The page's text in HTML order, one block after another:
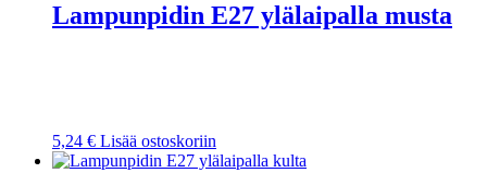
Lampunpidin E27 ylälaipalla musta
5,24 € Lisää ostoskoriin